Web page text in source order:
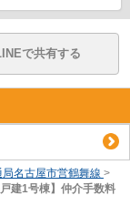
で共有する
名古屋市営鶴舞線 >
建1号棟】仲介手数料